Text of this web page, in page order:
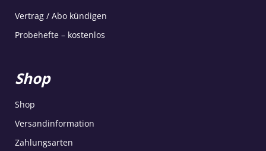
Vertrag / Abo kündigen
Probehefte – kostenlos
Shop
Shop
Versandinformation
Zahlungsarten